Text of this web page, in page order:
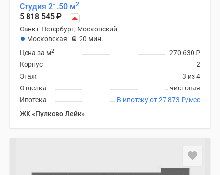
Студия 21.50 м2
5 818 545 ₽
Санкт-Петербург, Московский
Московская
20 мин.
270 630 ₽
Цена за м2
2
Корпус
3 из 4
Этаж
чистовая
Отделка
В ипотеку от 27 873 ₽/мес
Ипотека
ЖК «Пулково Лейк»